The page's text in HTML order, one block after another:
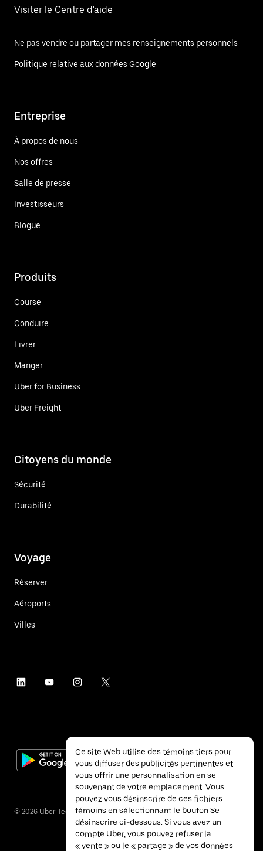
Visiter le Centre d'aide
Ne pas vendre ou partager mes renseignements personnels
Politique relative aux données Google
Entreprise
À propos de nous
Nos offres
Salle de presse
Investisseurs
Blogue
Produits
Course
Conduire
Livrer
Manger
Uber for Business
Uber Freight
Citoyens du monde
Sécurité
Durabilité
Voyage
Réserver
Aéroports
Villes
© 2026 Uber Technologies inc.
Ce site Web utilise des témoins tiers pour
vous diffuser des publicités pertinentes et
vous offrir une personnalisation en se
souvenant de votre emplacement. Vous
pouvez vous désinscrire de ces fichiers
témoins en sélectionnant le bouton Se
désinscrire ci-dessous. Si vous avez un
compte Uber, vous pouvez refuser la
« vente » ou le « partage » de vos données